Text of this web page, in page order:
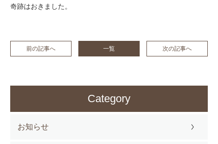
奇跡はおきました。
前の記事へ 一覧 次の記事へ
Category
お知らせ